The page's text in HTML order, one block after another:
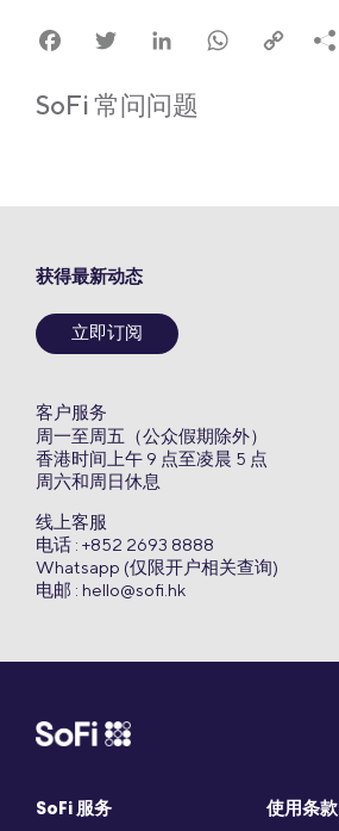
FacebookTwitter LinkedInWhatsApp
Copy
SoFi 常问问题
SoFi 服务 使用条款
获得最新动态
立即订阅
客户服务
周一至周五（公众假期除外）
香港时间上午 9 点至凌晨 5 点
周六和周日休息
线上客服
电话 : +852 2693 8888
Whatsapp (仅限开户相关查询)
电邮 : hello@sofi.hk